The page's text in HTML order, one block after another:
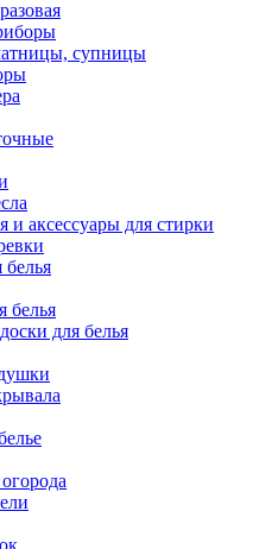
супницы
и аксессуары для стирки
белья
для белья